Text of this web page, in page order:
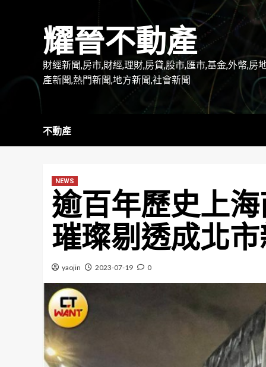
耀晉不動產
財經新聞,房市,財經,理財,房貸,股市,匯市,基金,外幣,房
產新聞,熱門新聞,地方新聞,社會新聞
不動產
NEWS
逾百年歷史上
璀璨剔透成北
yaojin 2023-07-19 0